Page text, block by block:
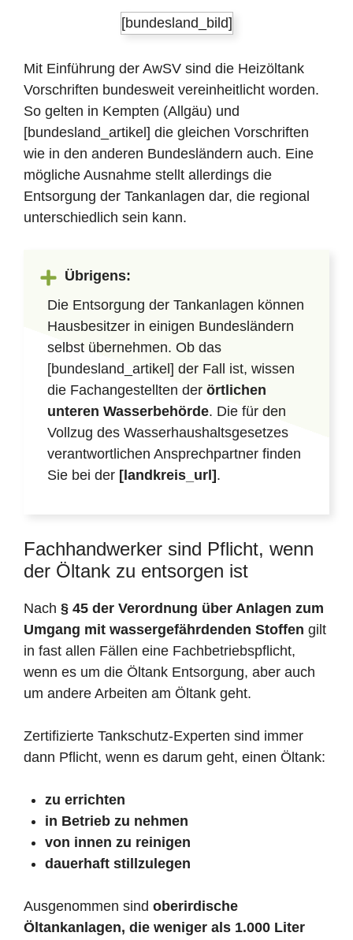
[bundesland_bild]
Mit Einführung der AwSV sind die Heizöltank
Vorschriften bundesweit vereinheitlicht worden.
So gelten in Kempten (Allgäu) und
[bundesland_artikel] die gleichen Vorschriften
wie in den anderen Bundesländern auch. Eine
mögliche Ausnahme stellt allerdings die
Entsorgung der Tankanlagen dar, die regional
unterschiedlich sein kann.
Übrigens:
Die Entsorgung der Tankanlagen können
Hausbesitzer in einigen Bundesländern
selbst übernehmen. Ob das
[bundesland_artikel] der Fall ist, wissen
die Fachangestellten der örtlichen
unteren Wasserbehörde. Die für den
Vollzug des Wasserhaushaltsgesetzes
verantwortlichen Ansprechpartner finden
Sie bei der [landkreis_url] .
Fachhandwerker sind Pflicht, wenn
der Öltank zu entsorgen ist
Nach § 45 der Verordnung über Anlagen zum
Umgang mit wassergefährdenden Stoffen gilt
in fast allen Fällen eine Fachbetriebspflicht,
wenn es um die Öltank Entsorgung, aber auch
um andere Arbeiten am Öltank geht.
Zertifizierte Tankschutz-Experten sind immer
dann Pflicht, wenn es darum geht, einen Öltank:
zu errichten
in Betrieb zu nehmen
von innen zu reinigen
dauerhaft stillzulegen
Ausgenommen sind oberirdische
Öltankanlagen, die weniger als 1.000 Liter